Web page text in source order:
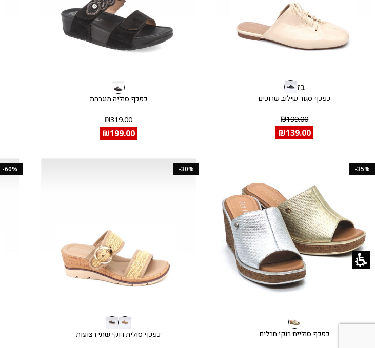
בז
כפכף סגור שילוב שרוכים
₪199.00
₪139.00
כפכף סוליה מוגבהת
₪319.00
₪199.00
-35%
כפכף סוליית רוקי חבלים
-30%
כפכף סולית רוקי שתי רצועות
-60%